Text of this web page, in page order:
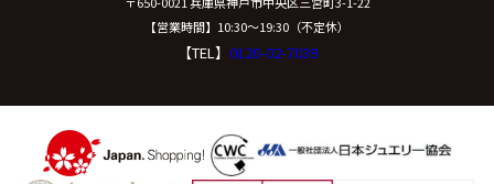
【営業時間】10:30〜19:30（不定休）
【TEL】 0120-02-7039